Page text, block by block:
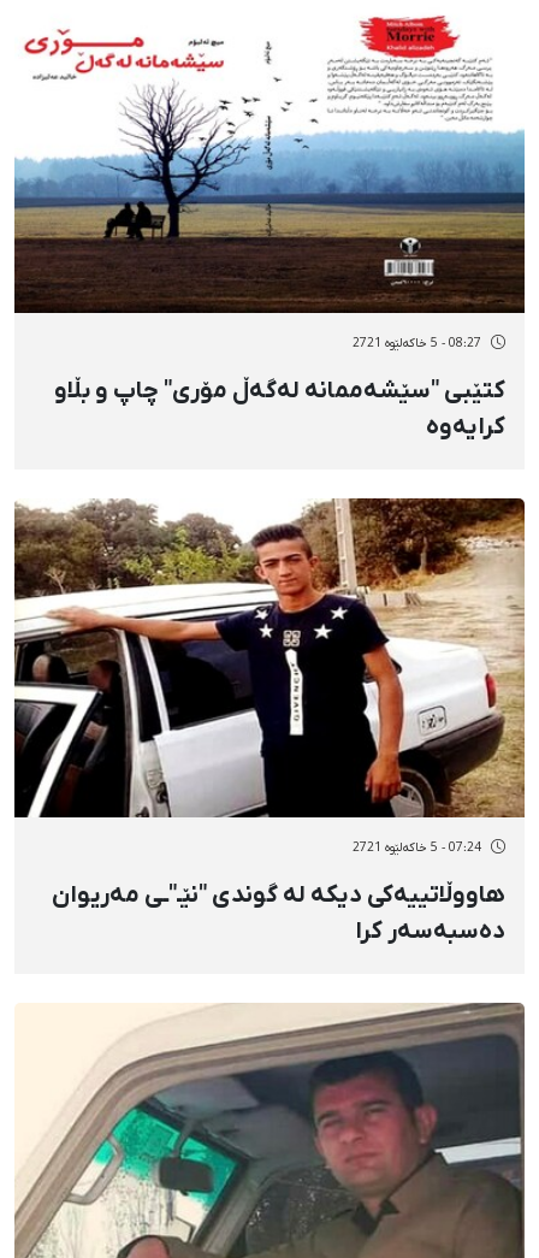
08:27 - 5 خاکەلێوه 2721
کتێبی "سێشەممانە لەگەڵ مۆری" چاپ و بڵاو
کرایەوە
07:24 - 5 خاکەلێوه 2721
هاووڵاتییەکی دیکە لە گوندی "نێـ"ـی مەریوان
دەسبەسەر کرا